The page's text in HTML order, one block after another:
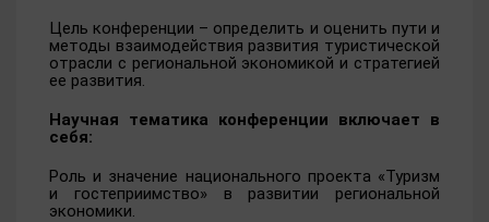
Цель конференции – определить и оценить пути и
методы взаимодействия развития туристической
отрасли с региональной экономикой и стратегией
ее развития.
Научная тематика конференции включает в
себя:
Роль и значение национального проекта «Туризм
и гостеприимство» в развитии региональной
экономики.